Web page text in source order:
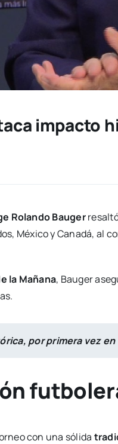
impacto
Rolando Bauger
México y Canadá, al
la Mañana, Bauger
por primera vez
con una sólida